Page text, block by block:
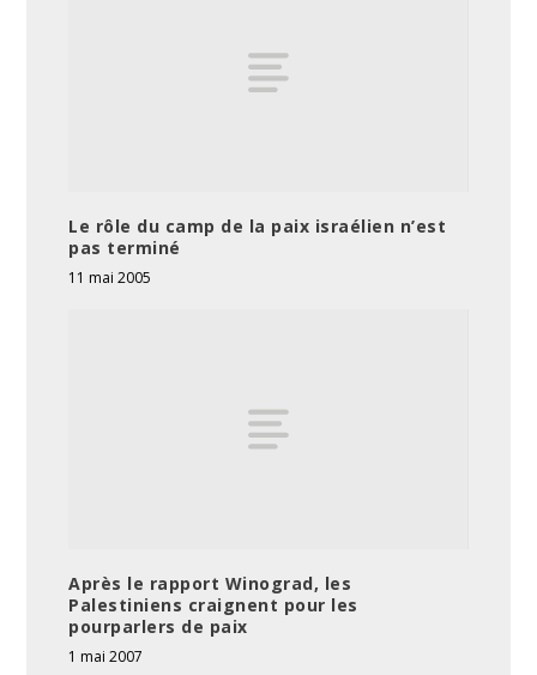
Le rôle du camp de la paix israélien n’est
pas terminé
11 mai 2005
Après le rapport Winograd, les
Palestiniens craignent pour les
pourparlers de paix
1 mai 2007